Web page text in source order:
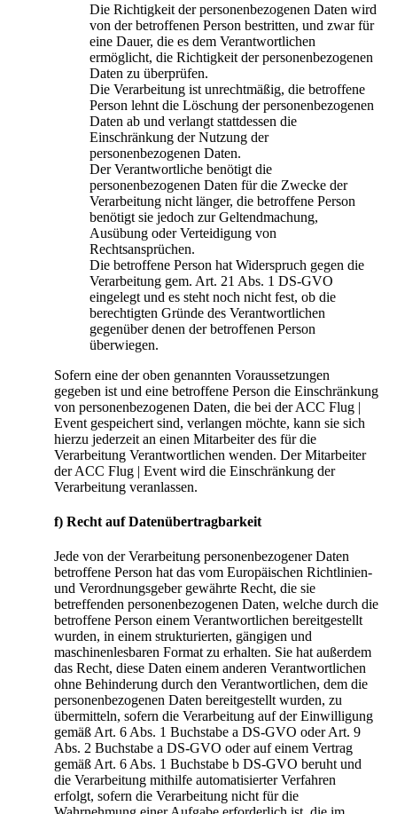
Die Richtigkeit der personenbezogenen Daten wird
von der betroffenen Person bestritten, und zwar für
eine Dauer, die es dem Verantwortlichen
ermöglicht, die Richtigkeit der personenbezogenen
Daten zu überprüfen.
Die Verarbeitung ist unrechtmäßig, die betroffene
Person lehnt die Löschung der personenbezogenen
Daten ab und verlangt stattdessen die
Einschränkung der Nutzung der
personenbezogenen Daten.
Der Verantwortliche benötigt die
personenbezogenen Daten für die Zwecke der
Verarbeitung nicht länger, die betroffene Person
benötigt sie jedoch zur Geltendmachung,
Ausübung oder Verteidigung von
Rechtsansprüchen.
Die betroffene Person hat Widerspruch gegen die
Verarbeitung gem. Art. 21 Abs. 1 DS-GVO
eingelegt und es steht noch nicht fest, ob die
berechtigten Gründe des Verantwortlichen
gegenüber denen der betroffenen Person
überwiegen.
Sofern eine der oben genannten Voraussetzungen
gegeben ist und eine betroffene Person die Einschränkung
von personenbezogenen Daten, die bei der ACC Flug |
Event gespeichert sind, verlangen möchte, kann sie sich
hierzu jederzeit an einen Mitarbeiter des für die
Verarbeitung Verantwortlichen wenden. Der Mitarbeiter
der ACC Flug | Event wird die Einschränkung der
Verarbeitung veranlassen.
f) Recht auf Datenübertragbarkeit
Jede von der Verarbeitung personenbezogener Daten
betroffene Person hat das vom Europäischen Richtlinien-
und Verordnungsgeber gewährte Recht, die sie
betreffenden personenbezogenen Daten, welche durch die
betroffene Person einem Verantwortlichen bereitgestellt
wurden, in einem strukturierten, gängigen und
maschinenlesbaren Format zu erhalten. Sie hat außerdem
das Recht, diese Daten einem anderen Verantwortlichen
ohne Behinderung durch den Verantwortlichen, dem die
personenbezogenen Daten bereitgestellt wurden, zu
übermitteln, sofern die Verarbeitung auf der Einwilligung
gemäß Art. 6 Abs. 1 Buchstabe a DS-GVO oder Art. 9
Abs. 2 Buchstabe a DS-GVO oder auf einem Vertrag
gemäß Art. 6 Abs. 1 Buchstabe b DS-GVO beruht und
die Verarbeitung mithilfe automatisierter Verfahren
erfolgt, sofern die Verarbeitung nicht für die